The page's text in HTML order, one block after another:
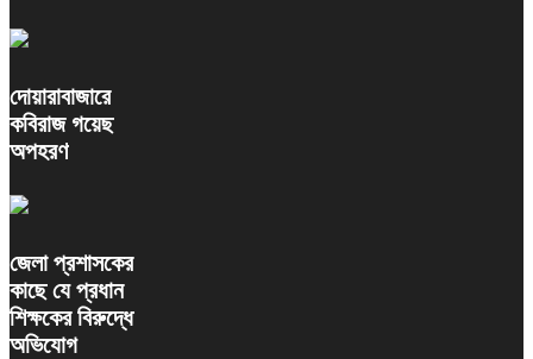
দোয়ারাবাজারে
কবিরাজ গয়েছ
অপহরণ
জেলা প্রশাসকের
কাছে যে প্রধান
শিক্ষকের বিরুদ্ধে
অভিযোগ